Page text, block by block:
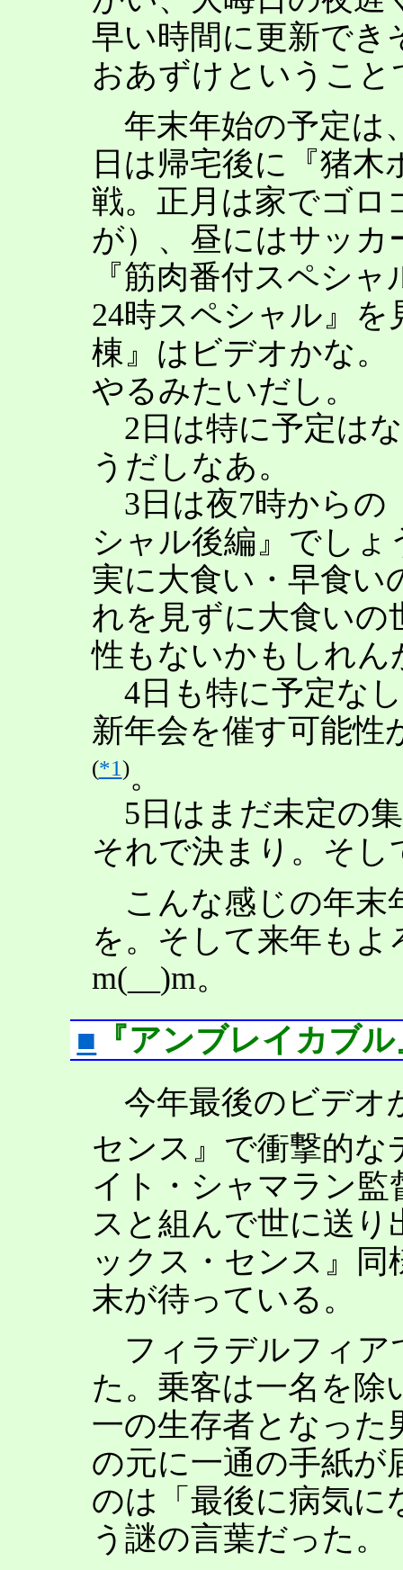
早い時間に更新でき
おあずけというこ
年末年始の予定は
日は帰宅後に『猪
戦。正月は家でゴロ
が）、昼にはサッカ
『筋肉番付スペシ
24時スペシャル』を
棟』はビデオかな。
やるみたいだし。
2日は特に予定は
うだしなあ。
3日は夜7時からの
シャル後編』でしょ
実に大食い・早食い
れを見ずに大食いの
性もないかもしれん
4日も特に予定な
新年会を催す可能性
(*1)。
5日はまだ未定の
それで決まり。そし
こんな感じの年末
を。そして来年も
m(__)m。
■ 『アンブレイカブ
今年最後のビデオ
センス』で衝撃的な
イト・シャマラン
スと組んで世に送
ックス・センス』
末が待っている。
フィラデルフィア
た。乗客は一名を除
一の生存者となった
の元に一通の手紙が
のは「最後に病気に
う謎の言葉だった。